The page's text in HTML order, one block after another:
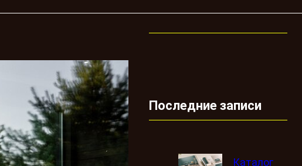
Последние записи
Каталог